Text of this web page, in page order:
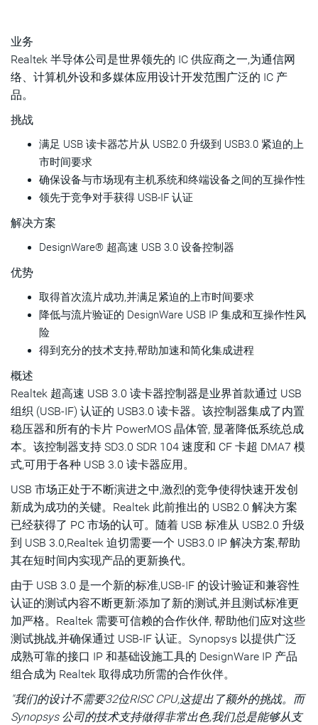
业务
Realtek 半导体公司是世界领先的 IC 供应商之一,为通信网
络、计算机外设和多媒体应用设计开发范围广泛的 IC 产
品。
挑战
满足 USB 读卡器芯片从 USB2.0 升级到 USB3.0 紧迫的上
市时间要求
确保设备与市场现有主机系统和终端设备之间的互操作性
领先于竞争对手获得 USB-IF 认证
解决方案
DesignWare® 超高速 USB 3.0 设备控制器
优势
取得首次流片成功,并满足紧迫的上市时间要求
降低与流片验证的 DesignWare USB IP 集成和互操作性风
险
得到充分的技术支持,帮助加速和简化集成进程
概述
Realtek 超高速 USB 3.0 读卡器控制器是业界首款通过 USB
组织 (USB-IF) 认证的 USB3.0 读卡器。该控制器集成了内置
稳压器和所有的卡片 PowerMOS 晶体管, 显著降低系统总成
本。该控制器支持 SD3.0 SDR 104 速度和 CF 卡超 DMA7 模
式,可用于各种 USB 3.0 读卡器应用。
USB 市场正处于不断演进之中,激烈的竞争使得快速开发创
新成为成功的关键。Realtek 此前推出的 USB2.0 解决方案
已经获得了 PC 市场的认可。随着 USB 标准从 USB2.0 升级
到 USB 3.0,Realtek 迫切需要一个 USB3.0 IP 解决方案,帮助
其在短时间内实现产品的更新换代。
由于 USB 3.0 是一个新的标准,USB-IF 的设计验证和兼容性
认证的测试内容不断更新:添加了新的测试,并且测试标准更
加严格。Realtek 需要可信赖的合作伙伴, 帮助他们应对这些
测试挑战,并确保通过 USB-IF 认证。Synopsys 以提供广泛
成熟可靠的接口 IP 和基础设施工具的 DesignWare IP 产品
组合成为 Realtek 取得成功所需的合作伙伴。
"我们的设计不需要32位RISC CPU,这提出了额外的挑战。而
Synopsys 公司的技术支持做得非常出色,我们总是能够从支